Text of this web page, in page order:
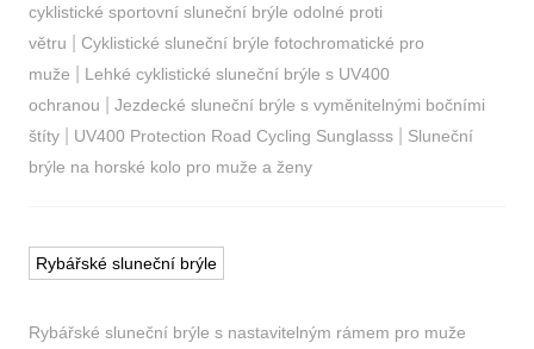
cyklistické sportovní sluneční brýle odolné proti
větru
Cyklistické sluneční brýle fotochromatické pro
muže
Lehké cyklistické sluneční brýle s UV400
ochranou
Jezdecké sluneční brýle s vyměnitelnými bočními
štíty| UV400 Protection Road Cycling Sunglasss| Sluneční
brýle na horské kolo pro muže a ženy
Rybářské sluneční brýle
Rybářské sluneční brýle s nastavitelným rámem pro muže